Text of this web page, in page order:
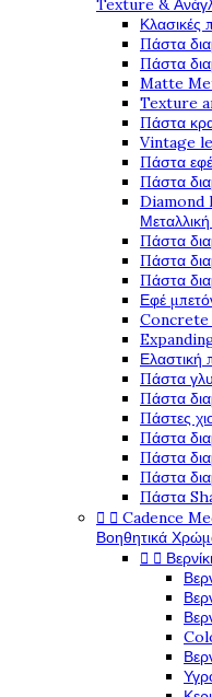
Texture &
Κλασικές
Πάστα
Πάστα
Matte
Texture
Πάστα
Vintage
Πάστα
Πάστα
Diamond
Πάστα
Πάστα
Πάστα
Εφέ
Concrete
Ελαστική
Πάστα
Πάστα
Πάστες
Πάστα
Πάστα
Πάστα
Πάστα
  Cadence
Βοηθητικά
 